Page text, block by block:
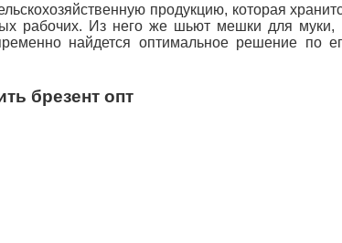
продукцию, которая
рабочих. Из него же шьют мешки для
найдется оптимальное решение по
брезент опт